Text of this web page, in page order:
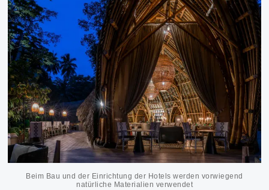
Beim Bau und der Einrichtung der Hotels werden vorwiegend
natürliche Materialien verwendet